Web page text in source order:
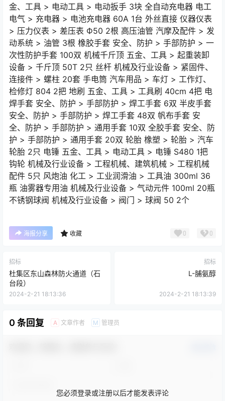
金、工具 > 电动工具 > 电动扳手 3块 全自动充电器 电工
电气 > 充电器 > 电池充电器 60A 1台 外丝直接 仪器仪表
> 压力仪表 > 差压表 Ф50 2根 高压油管 汽摩及配件 > 发
动系统 > 油管 3根 橡胶手套 安全、防护 > 手部防护 > 一
次性防护手套 100双 机械千斤顶 五金、工具 > 起重装卸
设备 > 千斤顶 50T 2只 丝杆 机械及行业设备 > 紧固件、
连接件 > 螺柱 20套 手电筒 汽车用品 > 车灯 > 工作灯、
检修灯 804 2把 地刷 五金、工具 > 工具刷 40cm 4把 电
焊手套 安全、防护 > 手部防护 > 焊工手套 6双 半皮手套
安全、防护 > 手部防护 > 焊工手套 48双 帆布手套 安
全、防护 > 手部防护 > 通用手套 10双 全胶手套 安全、防
护 > 手部防护 > 通用手套 20双 轮胎 橡塑 > 轮胎 > 汽车
轮胎 2只 电锤 五金、工具 > 电动工具 > 电锤 S480 1把
钩轮 机械及行业设备 > 工程机械、建筑机械 > 工程机械
配件 5只 风炮油 化工 > 工业润滑油 > 工具油 300ml 36
瓶 油雾器专用油 机械及行业设备 > 气动元件 100ml 20瓶
不锈钢球阀 机械及行业设备 > 阀门 > 球阀 50 2个
海报分享 收藏 0 0
招标
杜集区东山森林防火通道（石
台段）
2024-2-21 18:13:36
招标
L-脯氨醇
2024-2-21 18:13:39
0 条回复 A 文章作者 M 管理员
您必须登录或注册以后才能发表评论